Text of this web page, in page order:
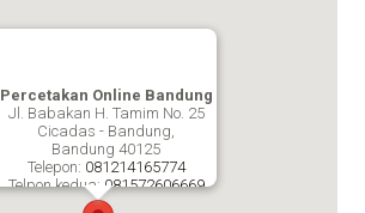
Percetakan Online Bandung
Jl. Babakan H. Tamim No. 25
Cicadas - Bandung,
Bandung 40125
Telepon: 081214165774
Telpon kedua: 081572606669
Percetakan Online Bandung